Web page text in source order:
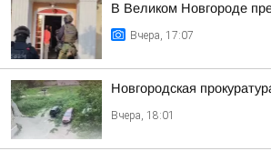
В Великом Новгороде
Вчера, 17:07
Новгородская
Вчера, 18:01